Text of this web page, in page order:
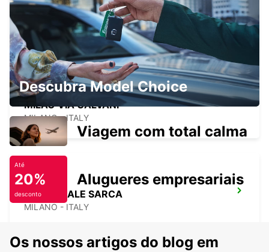
MILÃO ASSAGO
ASSAGO - ITALY
MILÃO VIA GALVANI
MILANO - ITALY
MILÃO VIALE SARCA
MILANO - ITALY
Descubra Model Choice
Viagem com total calma
Até
20%
desconto
Alugueres empresariais
Os nossos artigos do blog em